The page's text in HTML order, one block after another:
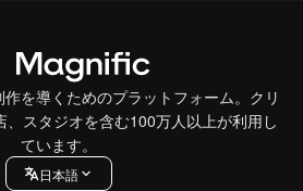
を導くためのプラットフォーム。クリ
、スタジオを含む100万人以上が利用し
ています。
日本語